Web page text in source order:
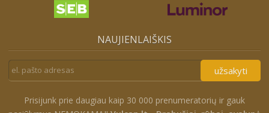
NAUJIENLAIŠKIS
užsakyti
Prisijunk prie daugiau kaip 30 000 prenumeratorių ir gauk